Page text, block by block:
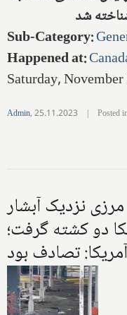
شد
Sub-Category:
Happened at:
Saturday,
Admin,25.11.2023 | Posted
نزدیک آبشار
دو کشته گرفت؛
تصادف بود